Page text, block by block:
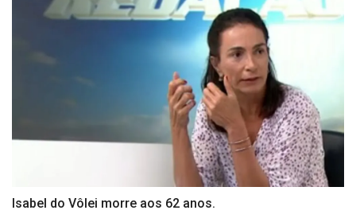
Isabel do Vôlei morre aos 62 anos.